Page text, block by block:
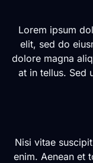
Lorem ipsum
elit, sed do
dolore magna
at in tellus. Sed
Nisi vitae
enim. Aenean et